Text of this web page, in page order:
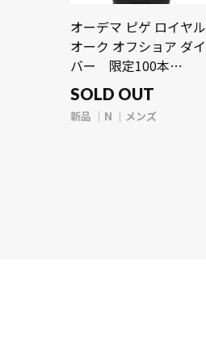
オーデマ ピゲ ロイヤル
オーク オフショア ダイ
バー 限定100本
15720CN.OO.A002CA.02
レッド メンズ 時計 【新
品】【wristwatch】
SOLD OUT
新品 N メンズ